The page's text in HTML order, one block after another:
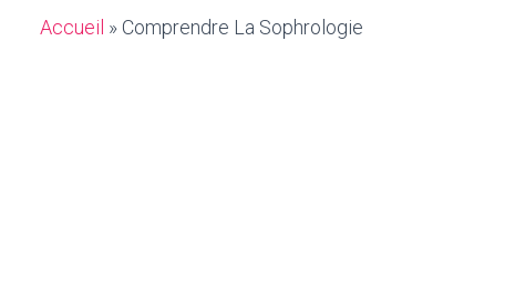
Accueil » Comprendre La Sophrologie